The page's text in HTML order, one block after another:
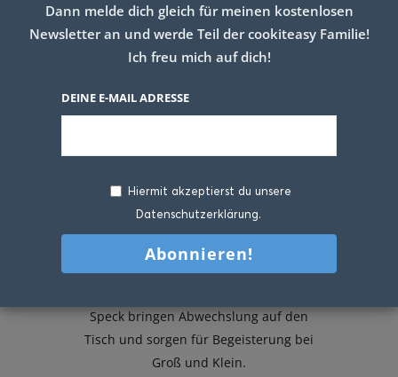
Toast Muffins mit Speck
Speck bringen Abwechslung auf den
Tisch und sorgen für Begeisterung bei
Groß und Klein.
Dann melde dich gleich für meinen kostenlosen
Newsletter an und werde Teil der cookiteasy Familie!
Ich freu mich auf dich!
DEINE E-MAIL ADRESSE
Hiermit akzeptierst du unsere
Datenschutzerklärung.